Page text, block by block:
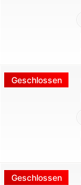
Geschlossen
Geschlossen